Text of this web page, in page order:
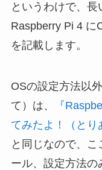
というわけで、
Raspberry Pi 4 に
を記載します。
OSの設定方法以
て）は、
『
てみたよ！（とり
と同じなので、こ
ール、設定方法の